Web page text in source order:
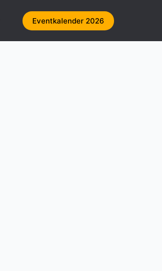
Eventkalender 2026